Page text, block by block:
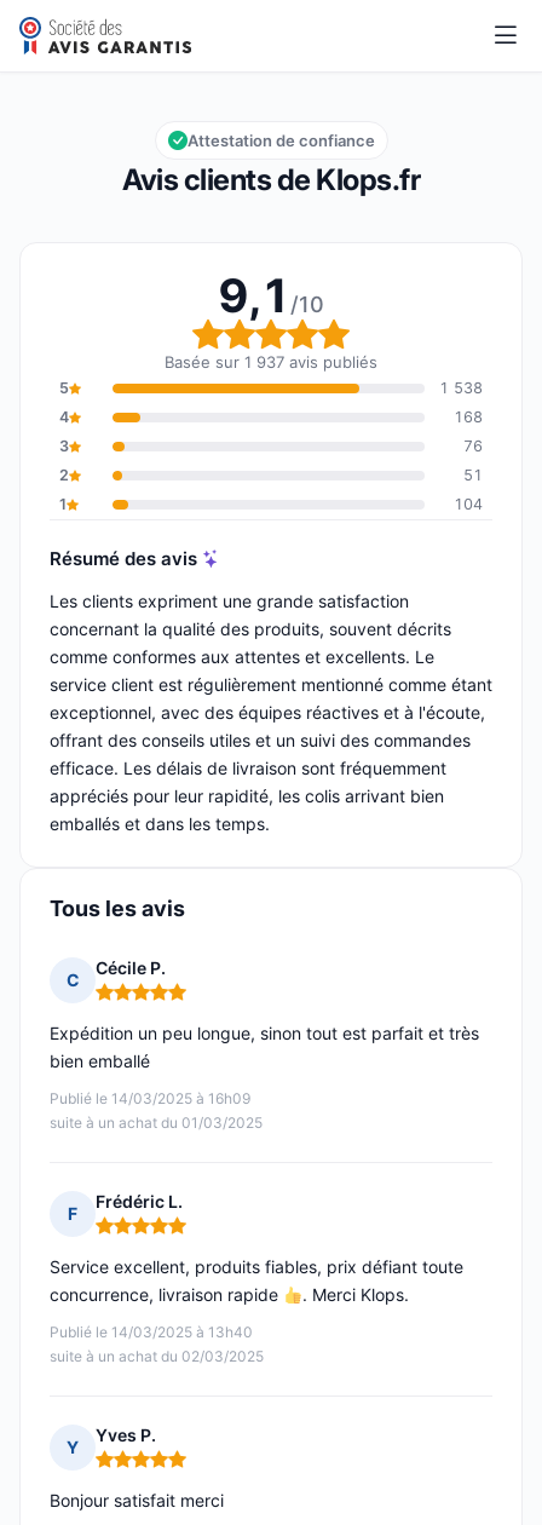
Klops.fr
Note globale : 9,1 sur 10
9,1/10
Avis clients de Klops.fr
Attestation de confiance
9,1 /10
Note globale : 9,1 sur 10
Basée sur 1 937 avis publiés
5
1 538
4
168
3
76
2
51
1
104
Résumé des avis
Les clients expriment une grande satisfaction
concernant la qualité des produits, souvent décrits
comme conformes aux attentes et excellents. Le
service client est régulièrement mentionné comme étant
exceptionnel, avec des équipes réactives et à l'écoute,
offrant des conseils utiles et un suivi des commandes
efficace. Les délais de livraison sont fréquemment
appréciés pour leur rapidité, les colis arrivant bien
emballés et dans les temps.
Tous les avis
C
Cécile P.
Note : 5 sur 5
Publié le 14/03/2025 à 16h09
suite à un achat du 01/03/2025
Expédition un peu longue, sinon tout est parfait et très
bien emballé
F
Frédéric L.
Note : 5 sur 5
Publié le 14/03/2025 à 13h40
suite à un achat du 02/03/2025
Service excellent, produits fiables, prix défiant toute
concurrence, livraison rapide
. Merci Klops.
Y
Yves P.
Note : 5 sur 5
Bonjour satisfait merci